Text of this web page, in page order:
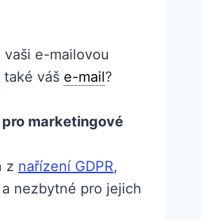
e-mailovou
váš e-mail?
marketingové
z nařízení GDPR,
nezbytné pro jejich